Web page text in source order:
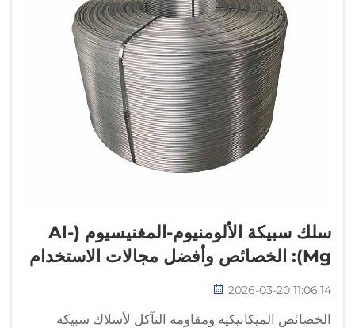
سلك سبيكة الألومنيوم-المغنيسيوم (Al-
Mg): الخصائص وأفضل مجالات الاستخدام
2026-03-20 11:06:14
الخصائص الميكانيكية ومقاومة التآكل لأسلاك سبيكة